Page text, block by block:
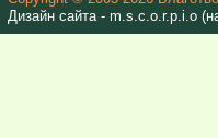
Дизайн сайта - m.s.c.o.r.p.i.o